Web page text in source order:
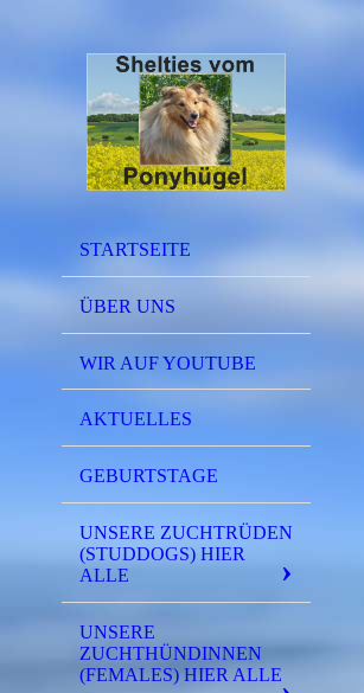
STARTSEITE
ÜBER UNS
WIR AUF YOUTUBE
AKTUELLES
GEBURTSTAGE
UNSERE ZUCHTRÜDEN
(STUDDOGS) HIER
ALLE
UNSERE
ZUCHTHÜNDINNEN
(FEMALES) HIER ALLE